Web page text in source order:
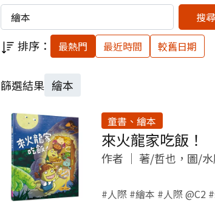
※探索全放位主題？我們參考「108年
A1、身心素質與自我精進；A2、系統思
B1、符號運用與溝通表達；B2、科技
C1、道德實踐與公民意義；C2人際關係
※另外，我們邀請你，不限任何主題，
來分享吧！
【看看大家推薦了什麼書】(請點我)
【我要投稿】及投稿資訊(請點我)
關鍵字
排序： 最熱門 最近時間 較舊日期
篩選結果 繪本
童書、繪本
來火龍家吃飯！
作者 ｜ 著/哲也，圖/
#人際 #繪本 #人際 @C2